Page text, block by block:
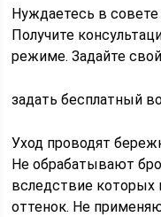
Нуждаетесь в
Получите
режиме. Задайте
задать бесплатный
Уход проводят
Не обрабатывают
вследствие
оттенок. Не